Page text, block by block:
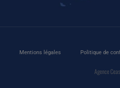
Mentions légales Politique de
Agence